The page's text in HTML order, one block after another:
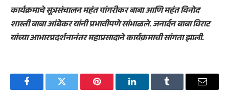
कार्यक्रमाचे सूत्रसंचालन महंत पांगरीकर बाबा आणि महंत विनोद
शास्त्री बाबा आंबेकर यांनी प्रभावीपणे सांभाळले. जनार्दन बाबा विराट
यांच्या आभारप्रदर्शनानंतर महाप्रसादाने कार्यक्रमाची सांगता झाली.
FacebookTwitter Pinterest LinkedInTumblr Email